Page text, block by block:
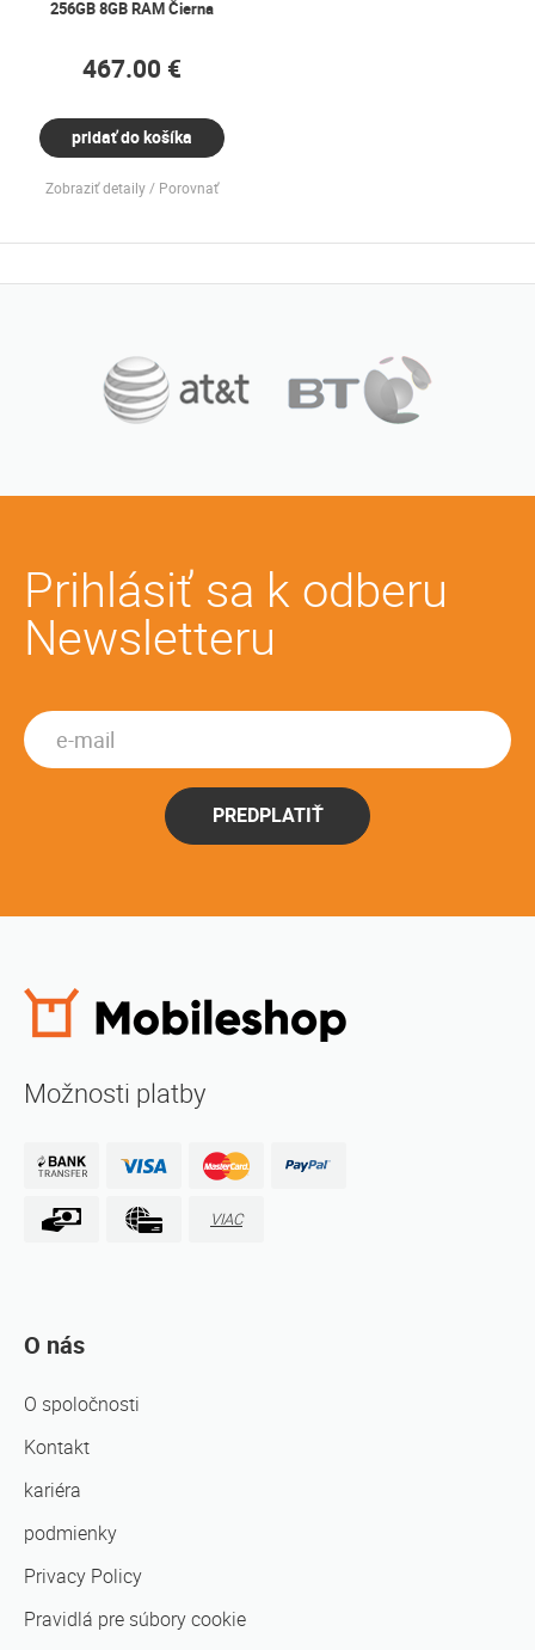
256GB 8GB RAM Čierna
467.00 €
pridať do košíka
Zobraziť detaily Porovnať
Prihlásiť sa k odberu
Newsletteru
PREDPLATIŤ
Možnosti platby
VIAC
O nás
O spoločnosti
Kontakt
kariéra
podmienky
Privacy Policy
Pravidlá pre súbory cookie